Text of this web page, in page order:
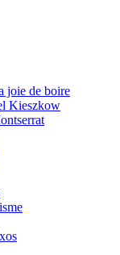
joie de boire
Kieszkow